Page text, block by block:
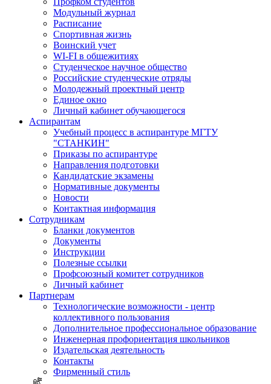
Модульный журнал
Расписание
Спортивная жизнь
Воинский учет
WI-FI в общежитиях
Студенческое научное общество
Российские студенческие отряды
Молодежный проектный центр
Единое окно
Личный кабинет обучающегося
Аспирантам
Учебный процесс в аспирантуре МГТУ
"СТАНКИН"
Приказы по аспирантуре
Направления подготовки
Кандидатские экзамены
Нормативные документы
Новости
Контактная информация
Сотрудникам
Бланки документов
Документы
Инструкции
Полезные ссылки
Профсоюзный комитет сотрудников
Личный кабинет
Партнерам
Технологические возможности - центр
коллективного пользования
Дополнительное профессиональное образование
Инженерная профориентация школьников
Издательская деятельность
Контакты
Фирменный стиль